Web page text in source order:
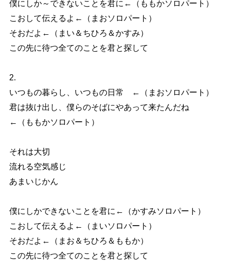
僕にしか～できないことを君に←（ももかソロパート）
こおして伝えるよ←（まおソロパート）
そおだよ←（まい＆ちひろ＆かすみ）
この先に待つ全てのことを君と探して
2.
いつもの暮らし、いつもの日常 ←（まおソロパート）
君は抜け出し、僕らのそばにやあって来たんだね
←（ももかソロパート）
それは大切
流れる空気感じ
あまいじかん
僕にしかできないことを君に←（かすみソロパート）
こおして伝えるよ←（まいソロパート）
そおだよ←（まお＆ちひろ＆ももか）
この先に待つ全てのことを君と探して